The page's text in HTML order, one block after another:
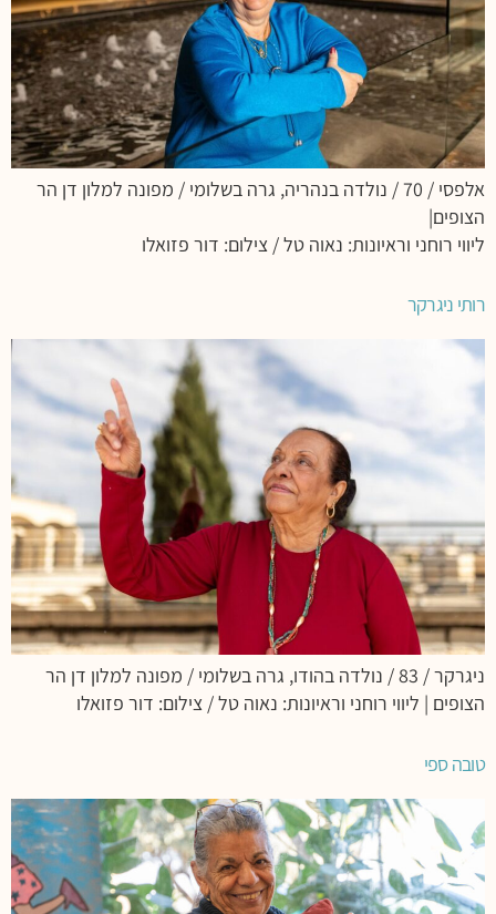
אלפסי / 70 / נולדה בנהריה, גרה בשלומי / מפונה למלון דן הר
הצופים|
ליווי רוחני וראיונות: נאוה טל / צילום: דור פזואלו
רותי ניגרקר
ניגרקר / 83 / נולדה בהודו, גרה בשלומי / מפונה למלון דן הר
הצופים | ליווי רוחני וראיונות: נאוה טל / צילום: דור פזואלו
טובה ספי